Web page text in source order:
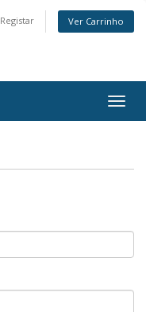
Registar Ver Carrinho